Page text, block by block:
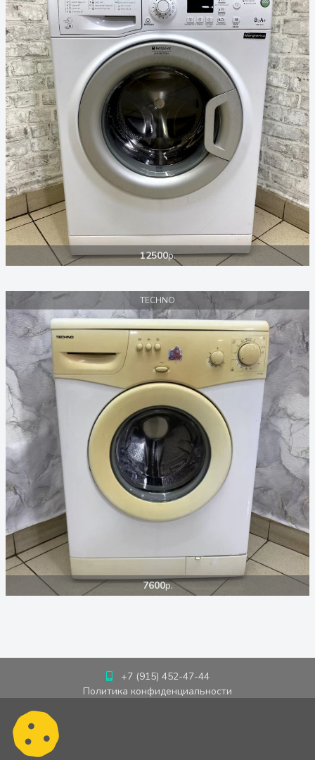
12500р.
TECHNO
7600р.
+7 (915) 452-47-44
Политика конфиденциальности